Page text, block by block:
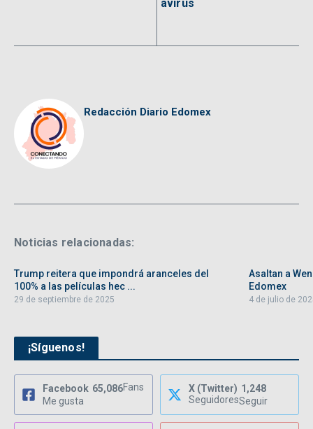
avirus
Redacción Diario Edomex
Noticias relacionadas:
Trump reitera que impondrá aranceles del
100% a las películas hec ...
29 de septiembre de 2025
Asaltan a
Edomex
4 de julio de
¡Síguenos!
Facebook 65,086Fans
Me gusta
X (Twitter) 1,248
SeguidoresSeguir